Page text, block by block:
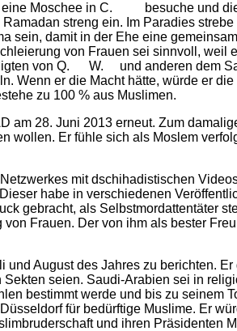
eine Moschee in C. besuche und
streng ein. Im Paradies
sein, damit in der Ehe eine
von Frauen sei sinnvoll, weil
von Q. W. und anderen dem
Wenn er die Macht hätte, würde er
zu 100 % aus Muslimen.
am 28. Juni 2013 erneut. Zum
wollen. Er fühle sich als Moslem
mit dschihadistischen
habe in verschiedenen
gebracht, als Selbstmordattentäter
von Frauen. Der von ihm als bester
August des Jahres zu berichten.
seien. Saudi-Arabien sei in
bestimmt werde und bis zu seinem
für bedürftige Muslime. Er
und ihren Präsidenten